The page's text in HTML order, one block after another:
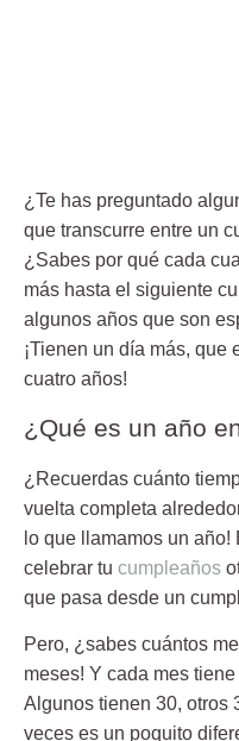
¿Te has preguntado
que transcurre entre un
¿Sabes por qué cada
más hasta el siguiente
algunos años que son
¡Tienen un día más, que
cuatro años!
¿Qué es un año
¿Recuerdas cuánto
vuelta completa
lo que llamamos un
celebrar tu cumpleaños
que pasa desde un
Pero, ¿sabes cuántos
meses! Y cada mes
Algunos tienen 30, otros
veces es un poquito